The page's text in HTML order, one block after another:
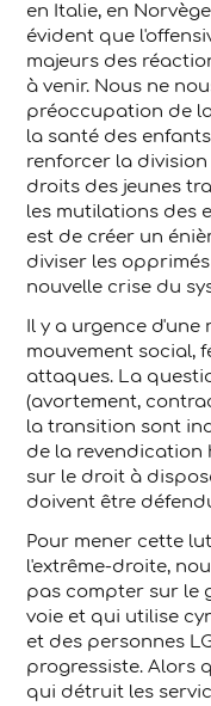
en Italie, en
évident que
majeurs des
à venir. Nous ne
préoccupation de
la santé des
renforcer la division
droits des jeunes
les mutilations des
est de créer un
diviser les
nouvelle crise du
Il y a urgence
mouvement social,
attaques. La
(avortement,
la transition sont
de la revendication
sur le droit à
doivent être
Pour mener cette
l'extrême-droite,
pas compter sur le
voie et qui utilise
et des personnes
progressiste. Alors
qui détruit les